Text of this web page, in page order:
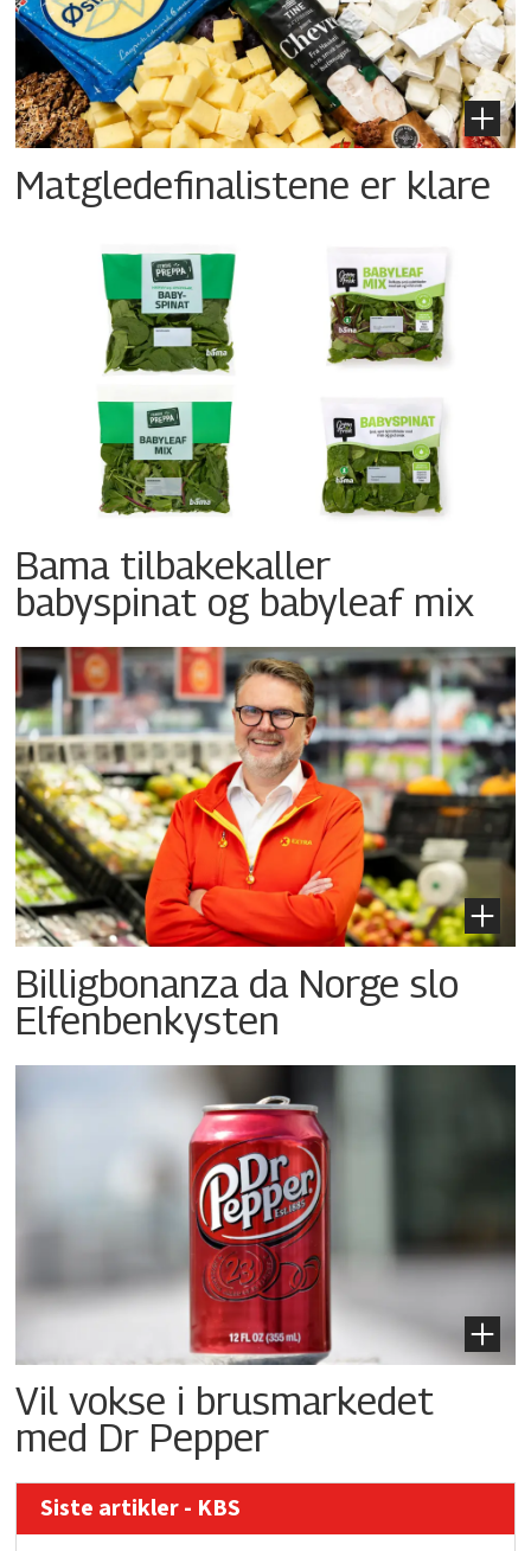
Matgledefinalistene er klare
Bama tilbakekaller
babyspinat og babyleaf mix
Billigbonanza da Norge slo
Elfenbenkysten
Vil vokse i brusmarkedet
med Dr Pepper
Siste artikler - KBS